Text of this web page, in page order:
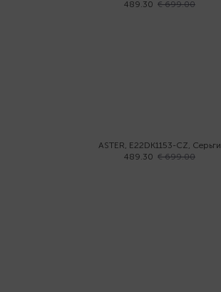
489.30 € 699.00
ASTER, E22DK1153-CZ, Серьги
489.30 € 699.00